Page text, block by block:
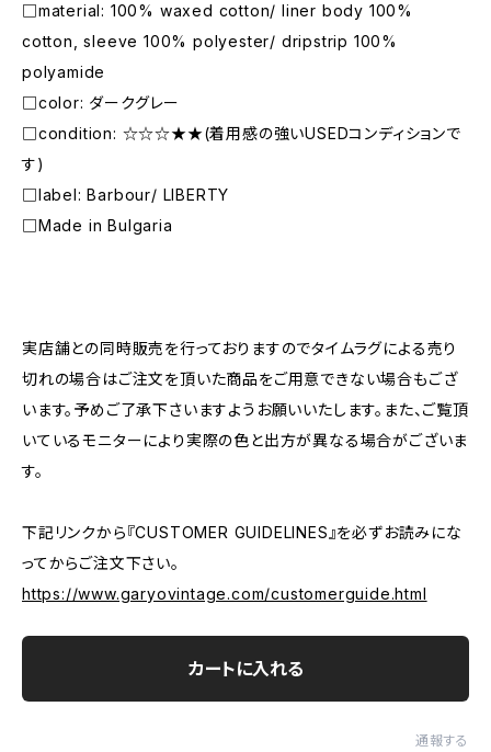
□material: 100% waxed cotton/ liner body 100%
cotton, sleeve 100% polyester/ dripstrip 100%
polyamide
□color: ダークグレー
□condition: ☆☆☆★★(着用感の強いUSEDコンディションで
す)
□label: Barbour/ LIBERTY
□Made in Bulgaria
実店舗との同時販売を行っておりますのでタイムラグによる売り
切れの場合はご注文を頂いた商品をご用意できない場合もござ
います。予めご了承下さいますようお願いいたします。また、ご覧頂
いているモニターにより実際の色と出方が異なる場合がございま
す。
下記リンクから『CUSTOMER GUIDELINES』を必ずお読みにな
ってからご注文下さい。
https://www.garyovintage.com/customerguide.html
カートに入れる
通報する